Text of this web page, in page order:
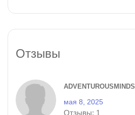
Отзывы
ADVENTUROUSMINDS
мая 8, 2025
Отзывы: 1